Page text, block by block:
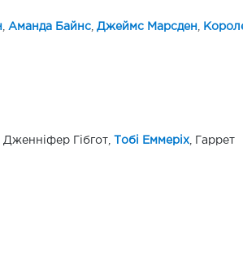
Аманда Байнс, Джеймс Марсден
, Дженніфер Гібгот, Тобі Еммеріх, Гаррет